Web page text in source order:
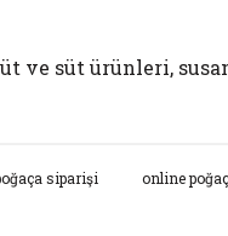
ve süt ürünleri,
siparişi online